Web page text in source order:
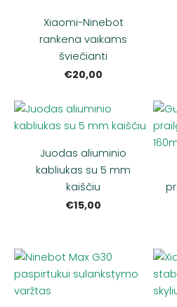
Xiaomi-Ninebot
rankena vaikams
šviečianti
€20,00
Juodas aliuminio
kabliukas su 5 mm
kaiščiu
€15,00